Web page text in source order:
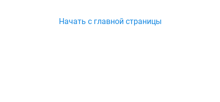
Начать с главной страницы